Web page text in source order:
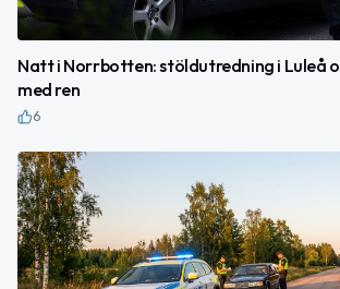
Natt i Norrbotten: stöldutredning i Luleå
med ren
6